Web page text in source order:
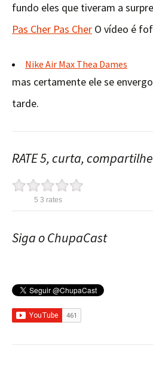
fundo eles que tiveram a
Pas Cher Pas Cher O vídeo é
Nike Air Max Thea Dames
mas certamente ele se
tarde.
RATE 5, curta,
5 3 rates
Siga o ChupaCast